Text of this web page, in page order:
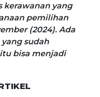
kerawanan yang
pemilihan
(2024). Ada
sudah
bisa menjadi